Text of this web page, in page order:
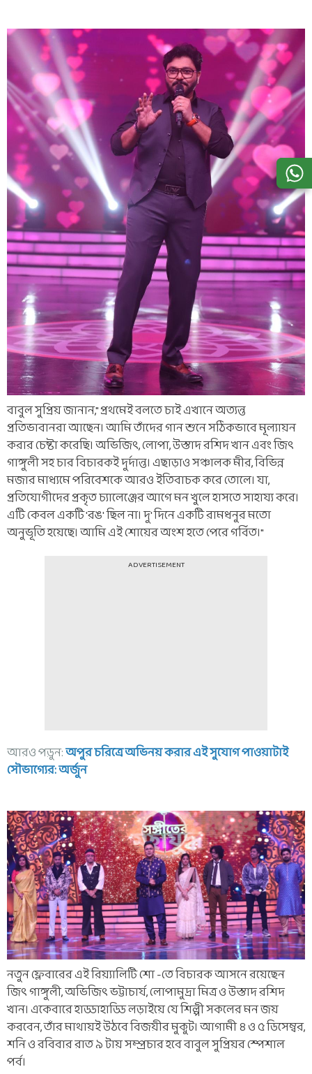
বাবুল সুপ্রিয় জানান," প্রথমেই বলতে চাই এখানে অত্যন্ত
প্রতিভাবানরা আছেন। আমি তাঁদের গান শুনে সঠিকভাবে মূল্যায়ন
করার চেষ্টা করেছি। অভিজিৎ, লোপা, উস্তাদ রশিদ খান এবং জিৎ
গাঙ্গুলী সহ চার বিচারকই দুর্দান্ত। এছাড়াও সঞ্চালক মীর, বিভিন্ন
মজার মাধ্যমে পরিবেশকে আরও ইতিবাচক করে তোলে। যা,
প্রতিযোগীদের প্রকৃত চ্যালেঞ্জের আগে মন খুলে হাসতে সাহায্য করে।
এটি কেবল একটি 'রঙ' ছিল না। দু' দিনে একটি রামধনুর মতো
অনুভূতি হয়েছে। আমি এই শোয়ের অংশ হতে পেরে গর্বিত।"
ADVERTISEMENT
আরও পড়ুন:অপুর চরিত্রে অভিনয় করার এই সুযোগ পাওয়াটাই
সৌভাগ্যের: অর্জুন
নতুন ফ্লেবারের এই রিয়্যালিটি শো -তে বিচারক আসনে রয়েছেন
জিৎ গাঙ্গুলী, অভিজিৎ ভট্টাচার্য, লোপামুদ্রা মিত্র ও উস্তাদ রশিদ
খান। একেবারে হাড্ডাহাড্ডি লড়াইয়ে যে শিল্পী সকলের মন জয়
করবেন, তাঁর মাথায়ই উঠবে বিজয়ীর মুকুট। আগামী ৪ ও ৫ ডিসেম্বর,
শনি ও রবিবার রাত ৯ টায় সম্প্রচার হবে বাবুল সুপ্রিয়র স্পেশাল
পর্ব।